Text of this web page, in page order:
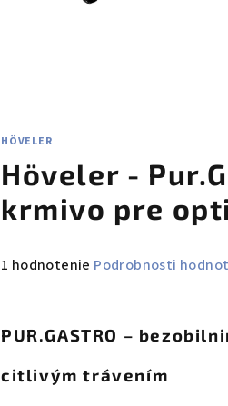
HÖVELER
Höveler -
krmivo pre
Priemerné
je
z
1 hodnotenie Podrobnosti
PUR.GASTRO –
citlivým trávením